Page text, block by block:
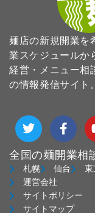
麺店の新規開業を
業スケジュールか
経営・メニュー相
の情報発信サイト。
T
w
i
t
t
e
r
F
a
c
e
b
o
k
全国の麺開業相
札幌 仙台 東
運営会社
サイトポリシー
サイトマップ